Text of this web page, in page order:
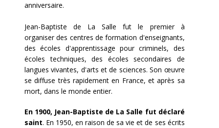
anniversaire.
Jean-Baptiste de La Salle fut le premier à
organiser des centres de formation d'enseignants,
des écoles d'apprentissage pour criminels, des
écoles techniques, des écoles secondaires de
langues vivantes, d'arts et de sciences. Son œuvre
se diffuse très rapidement en France, et après sa
mort, dans le monde entier.
En 1900, Jean-Baptiste de La Salle fut déclaré
saint. En 1950, en raison de sa vie et de ses écrits